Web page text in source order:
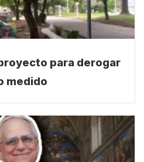
para derogar
medido